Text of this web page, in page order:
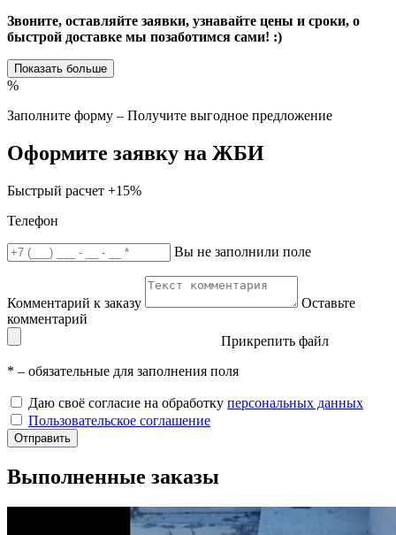
Звоните, оставляйте заявки, узнавайте цены и сроки, о
быстрой доставке мы позаботимся сами! :)
Показать больше
%
Заполните форму – Получите выгодное предложение
Оформите заявку на ЖБИ
Быстрый расчет +15%
Телефон
Вы не заполнили поле
Комментарий к заказу
Оставьте
комментарий
Прикрепить файл
* – обязательные для заполнения поля
Даю своё согласие на обработку персональных данных
Пользовательское соглашение
Отправить
Выполненные заказы